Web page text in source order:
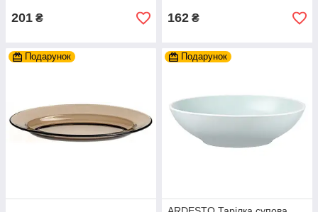
201 ₴ 162 ₴
Подарунок Подарунок